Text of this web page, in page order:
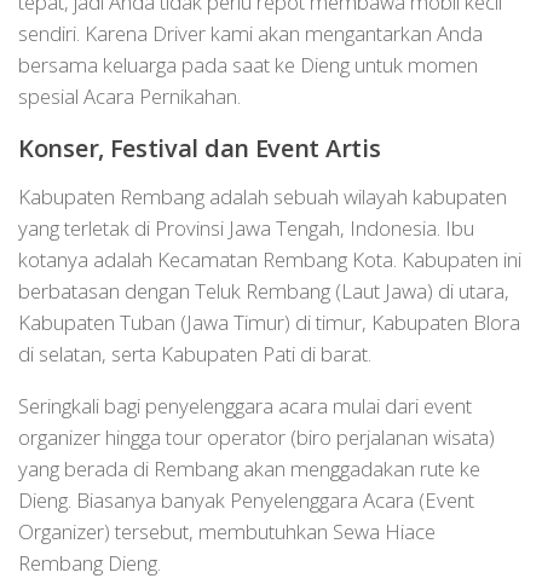
sendiri. Karena Driver kami akan mengantarkan Anda
bersama keluarga pada saat ke Dieng untuk momen
spesial Acara Pernikahan.
Konser, Festival dan Event Artis
Kabupaten Rembang adalah sebuah wilayah kabupaten
yang terletak di Provinsi Jawa Tengah, Indonesia. Ibu
kotanya adalah Kecamatan Rembang Kota. Kabupaten ini
berbatasan dengan Teluk Rembang (Laut Jawa) di utara,
Kabupaten Tuban (Jawa Timur) di timur, Kabupaten Blora
di selatan, serta Kabupaten Pati di barat.
Seringkali bagi penyelenggara acara mulai dari event
organizer hingga tour operator (biro perjalanan wisata)
yang berada di Rembang akan menggadakan rute ke
Dieng. Biasanya banyak Penyelenggara Acara (Event
Organizer) tersebut, membutuhkan Sewa Hiace
Rembang Dieng.